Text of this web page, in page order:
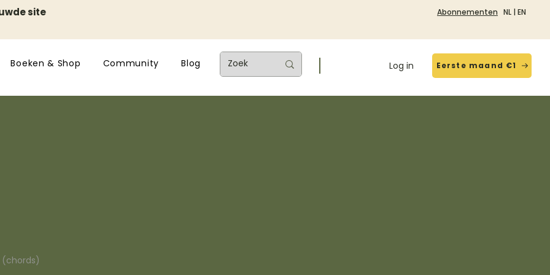
site Abonnementen NL | EN
Boeken & Shop Community Blog Log in Eerste maand €1
(chords)